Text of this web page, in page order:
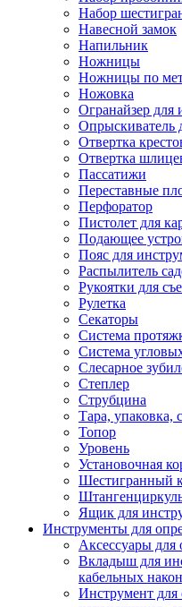
Набор
Навесной замок
Напильник
Ножницы
Ножницы по
Ножовка
Огранайзер для
Опрыскиватель
Отвертка
Отвертка
Пассатижи
Переставные
Перфоратор
Пистолет для
Подающее
Пояс для
Распылитель
Рукоятки для
Рулетка
Секаторы
Система
Система
Слесарное
Степлер
Струбцина
Тара, упаковка,
Топор
Уровень
Установочная
Шестигранный
Ящик для
Инструменты для
Аксессуары для
Вкладыш для
кабельных
Инструмент для